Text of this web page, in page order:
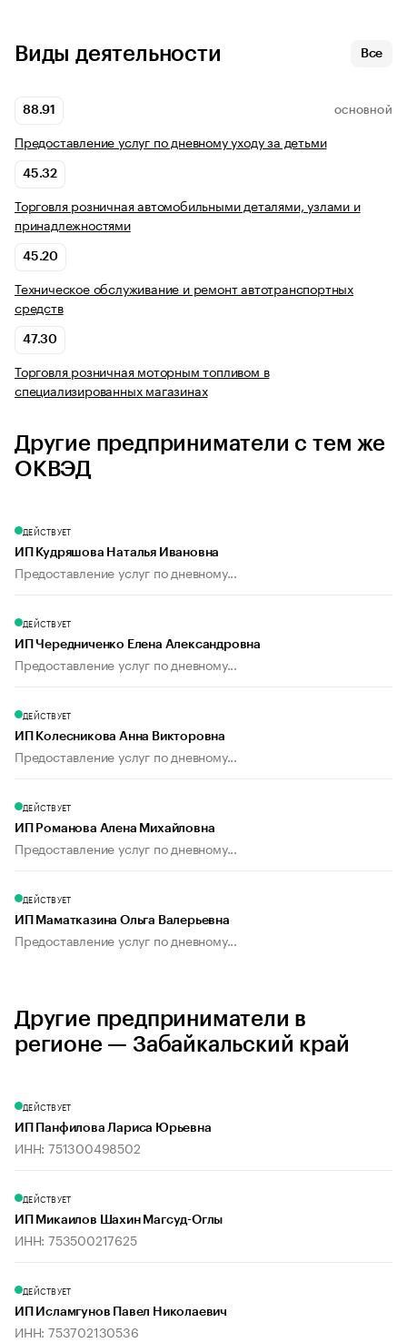
Виды деятельности Все
88.91 ОСНОВНОЙ
Предоставление услуг по дневному уходу за детьми
45.32
Торговля розничная автомобильными деталями, узлами и
принадлежностями
45.20
Техническое обслуживание и ремонт автотранспортных
средств
47.30
Торговля розничная моторным топливом в
специализированных магазинах
Другие предприниматели с тем же
ОКВЭД
ДЕЙСТВУЕТ
ИП Кудряшова Наталья Ивановна
Предоставление услуг по дневному...
ДЕЙСТВУЕТ
ИП Чередниченко Елена Александровна
Предоставление услуг по дневному...
ДЕЙСТВУЕТ
ИП Колесникова Анна Викторовна
Предоставление услуг по дневному...
ДЕЙСТВУЕТ
ИП Романова Алена Михайловна
Предоставление услуг по дневному...
ДЕЙСТВУЕТ
ИП Маматказина Ольга Валерьевна
Предоставление услуг по дневному...
Другие предприниматели в
регионе — Забайкальский край
ДЕЙСТВУЕТ
ИП Панфилова Лариса Юрьевна
ИНН: 751300498502
ДЕЙСТВУЕТ
ИП Микаилов Шахин Магсуд-Оглы
ИНН: 753500217625
ДЕЙСТВУЕТ
ИП Исламгунов Павел Николаевич
ИНН: 753702130536